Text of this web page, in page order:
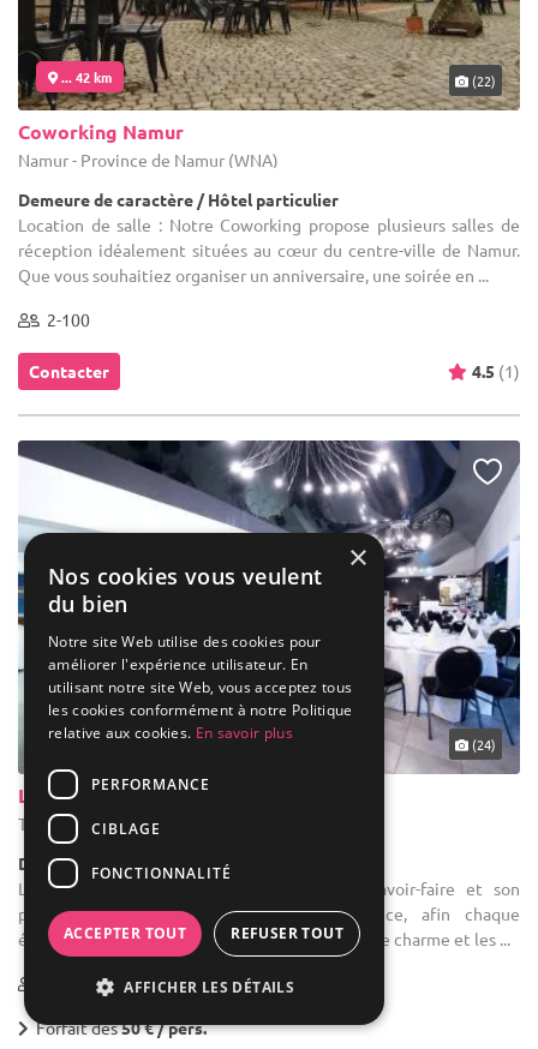
... 42 km (22)
Coworking Namur
Namur - Province de Namur (WNA)
Demeure de caractère / Hôtel particulier
Location de salle : Notre Coworking propose plusieurs salles de
réception idéalement situées au cœur du centre-ville de Namur.
Que vous souhaitiez organiser un anniversaire, une soirée en ...
2-100
Contacter 4.5 (1)
... 42 km (24)
Le Prestige
Thuin - Hainaut (WHT)
Demeure de caractère / Maison de Maître
Location de salle : Le Prestige met son savoir-faire et son
professionalisme au service de votre service, afin chaque
événement soit une réussite. Vous apprécierez le charme et les ...
20-1000
Forfait dès50 € / pers.
×
Nos cookies vous veulent
du bien
Notre site Web utilise des cookies pour
améliorer l'expérience utilisateur. En
utilisant notre site Web, vous acceptez tous
les cookies conformément à notre Politique
relative aux cookies. En savoir plus
PERFORMANCE
CIBLAGE
FONCTIONNALITÉ
ACCEPTER TOUT REFUSER TOUT
AFFICHER LES DÉTAILS